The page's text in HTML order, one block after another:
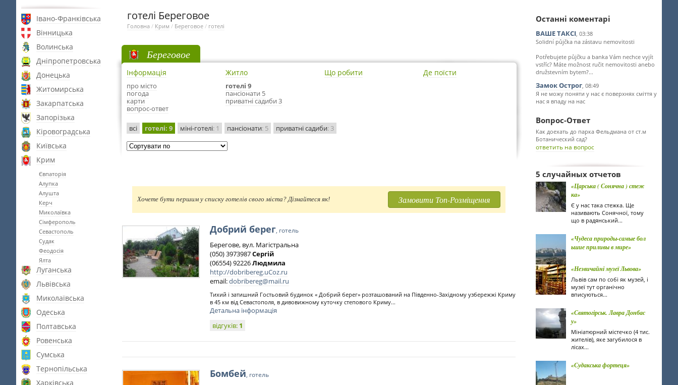
Івано-Франківська
Вінницька
Волинська
Дніпропетровська
Донецька
Житомирська
Закарпатська
Запорізька
Кіровоградська
Київська
Крим
Євпаторія
Алупка
Алушта
Керч
Миколаївка
Сімферополь
Севастополь
Судак
Феодосія
Ялта
Луганська
Львівська
Миколаївська
Одеська
Полтавська
Ровенська
Сумська
Тернопільська
Харківська
готелі Береговое
Головна / Крим / Береговое / готелі
Береговое
Інформація
про місто
погода
карти
вопрос-ответ
Житло
готелі 9
пансіонати 5
приватні садиби 3
Що робити Де поїсти
всі готелі: 9 міні-готелі: 1 пансіонати: 5 приватні садиби: 3
Хочете бути першим у списку готелів свого міста? Дізнайтеся як! Замовити Топ-Розміщення
Добрий берег, готель
Берегове, вул. Магістральна
(050) 3973987Сергій
(06554) 92226Людмила
http://dobribereg.uCoz.ru
email:dobribereg@mail.ru
Тихий і затишний Гостьовий будинок « Добрий берег» розташований на Південно-Західному узбережжі Криму
в 45 км від Севаcтополя, в дивовижному куточку степового Криму...
Детальна інформація
відгуків: 1
Бомбей, готель
Останні коментарі
ВАШЕ ТАКСІ, 03:38
Solidní půjčka na zástavu nemovitosti
Potřebujete půjčku a banka Vám nechce vyjít
vstříc? Máte možnost ručit nemovitosti anebo
družstevním bytem?...
Замок Острог, 08:49
Я не можу поняти у нас є поверхнях сміття у
нас я впаду на нас
Вопрос-Ответ
Как доехать до парка Фельдмана от ст.м
Ботанический сад?
ответить на вопрос
5 случайных отчетов
«Царська ( Сонячна ) стеж
ка»
Є у нас така стежка. Ще
називають Сонячної, тому
що в радянський...
«Чудеса природы-самые бол
ьшие приливы в мире»
«Незвичайні музеї Львова»
Львів сам по собі як музей, і
музеї тут органічно
вписуються...
«Святогірськ. Лавра Донбас
у»
Мініатюрний містечко (4 тис.
жителів), яке загубилося в
лісах...
«Судакська фортеця»